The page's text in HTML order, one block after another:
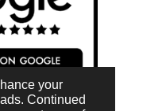
your
Continued